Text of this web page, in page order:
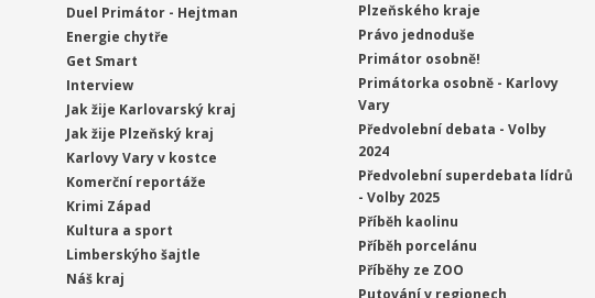
Duel Primátor - Hejtman
Energie chytře
Get Smart
Interview
Jak žije Karlovarský kraj
Jak žije Plzeňský kraj
Karlovy Vary v kostce
Komerční reportáže
Krimi Západ
Kultura a sport
Limberskýho šajtle
Náš kraj
Plzeňského kraje
Právo jednoduše
Primátor osobně!
Primátorka osobně - Karlovy
Vary
Předvolební debata - Volby
2024
Předvolební superdebata lídrů
- Volby 2025
Příběh kaolinu
Příběh porcelánu
Příběhy ze ZOO